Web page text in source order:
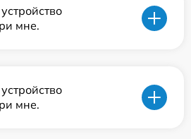
мне.
мне.